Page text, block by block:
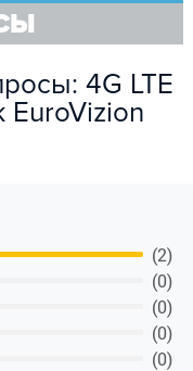
4G LTE
EuroVizion
(2)
(0)
(0)
(0)
(0)